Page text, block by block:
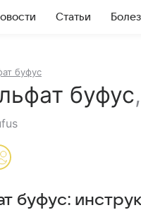
Статьи
буфус
буфус,
буфус: